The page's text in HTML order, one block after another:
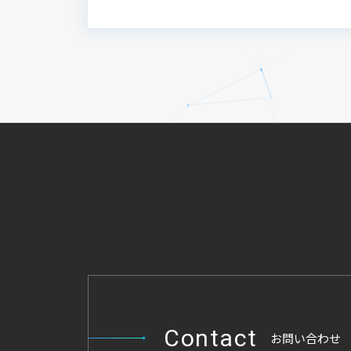
4. 個人情報の提供先
6. 子どものお客様の個人情報
7. プライバシーポリシーの変更
8. 問い合わせ窓口（ご相談へ
える影響に十分配慮して倫理
Contact お問い合わせ